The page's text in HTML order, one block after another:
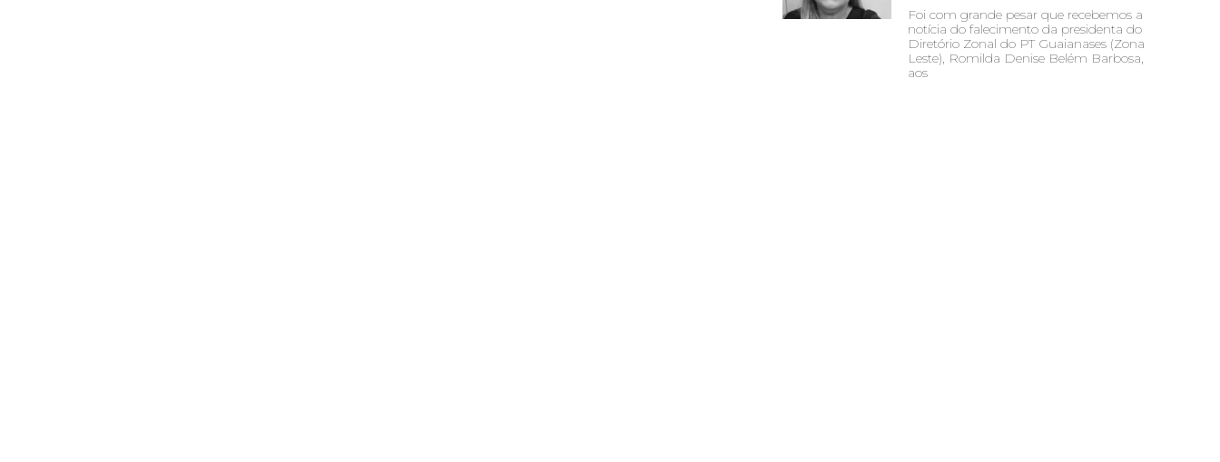
Foi com grande pesar que recebemos a
notícia do falecimento da presidenta do
Diretório Zonal do PT Guaianases (Zona
Leste), Romilda Denise Belém Barbosa,
aos